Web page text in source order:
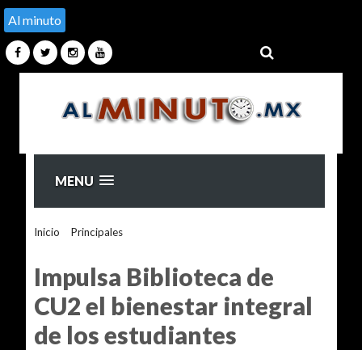
Al minuto
MENU
Inicio Principales>
Impulsa Biblioteca de
CU2 el bienestar integral
de los estudiantes